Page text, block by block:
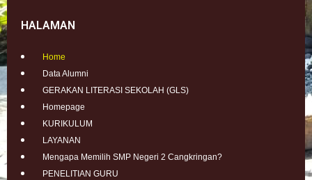
HALAMAN
Home
Data Alumni
GERAKAN LITERASI SEKOLAH (GLS)
Homepage
KURIKULUM
LAYANAN
Mengapa Memilih SMP Negeri 2 Cangkringan?
PENELITIAN GURU